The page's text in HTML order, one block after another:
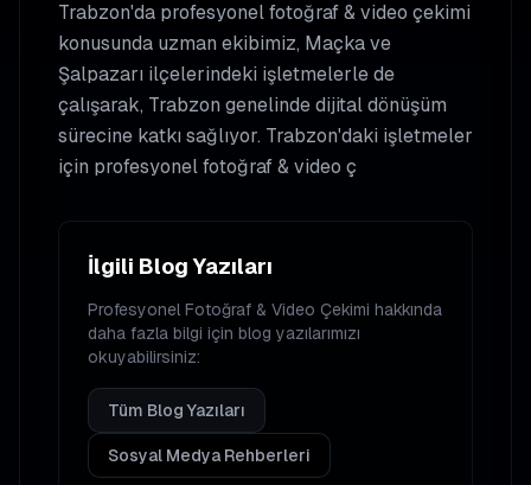
Trabzon'da profesyonel fotoğraf & video çekimi
konusunda uzman ekibimiz, Maçka ve
Şalpazarı ilçelerindeki işletmelerle de
çalışarak, Trabzon genelinde dijital dönüşüm
sürecine katkı sağlıyor. Trabzon'daki işletmeler
için profesyonel fotoğraf & video ç
İlgili Blog Yazıları
Profesyonel Fotoğraf & Video Çekimi hakkında
daha fazla bilgi için blog yazılarımızı
okuyabilirsiniz:
Tüm Blog Yazıları
Sosyal Medya Rehberleri